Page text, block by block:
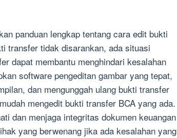
panduan lengkap tentang cara edit bukti
transfer tidak disarankan, ada situasi
dapat membantu menghindari kesalahan
software pengeditan gambar yang tepat,
dan mengunggah ulang bukti transfer
mengedit bukti transfer BCA yang ada.
dan menjaga integritas dokumen keuangan
yang berwenang jika ada kesalahan yang